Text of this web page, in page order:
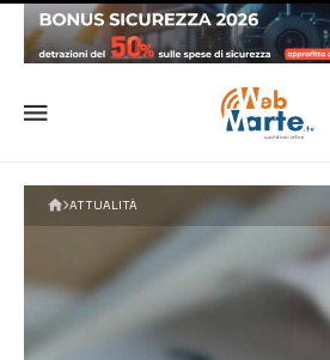
ATTUALITÀ